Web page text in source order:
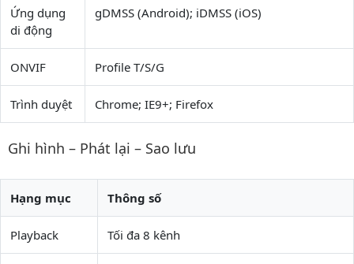
Ứng dụng
di động
gDMSS (Android); iDMSS (iOS)
ONVIF Profile T/S/G
Trình duyệt Chrome; IE9+; Firefox
Ghi hình – Phát lại – Sao lưu
Hạng mục Thông số
Playback Tối đa 8 kênh